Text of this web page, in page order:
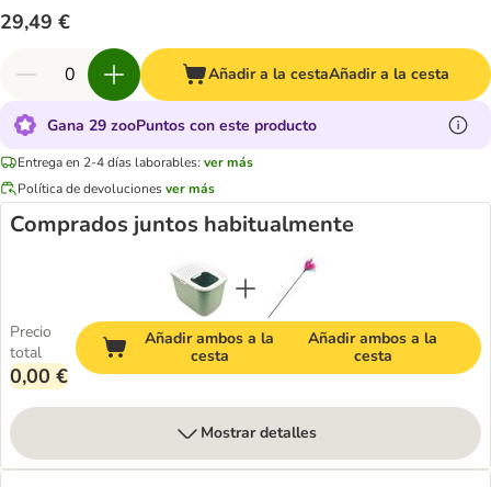
29,49 €
Añadir a la cestaAñadir a la cesta
Gana 29 zooPuntos con este producto
Entrega en 2-4 días laborables: ver más
Política de devolucionesver más
Comprados juntos habitualmente
Precio
total
0,00 €
Añadir ambos a la
cesta
Añadir ambos a la
cesta
Mostrar detalles